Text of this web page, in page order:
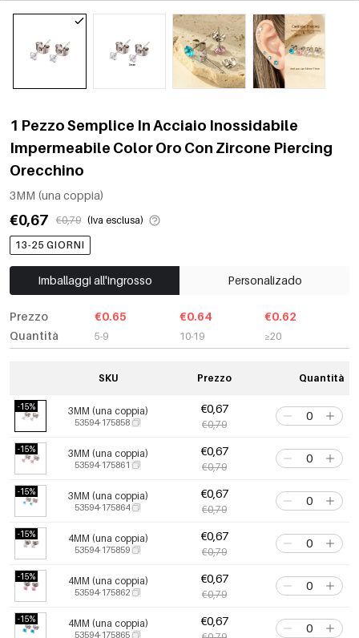
1 Pezzo Semplice In Acciaio Inossidabile
Impermeabile Color Oro Con Zircone Piercing
Orecchino
3MM (una coppia)
€0,67 €0,79 (Iva esclusa)
13-25 GIORNI
Imballaggi all'ingrosso Personalizado
Prezzo
Quantità
€0.65
5-9
€0.64
10-19
€0.62
≥20
SKU Prezzo Quantità
-15% 3MM (una coppia)
53594-175858
€0,67
€0,79
-15% 3MM (una coppia)
53594-175861
€0,67
€0,79
-15% 3MM (una coppia)
53594-175864
€0,67
€0,79
-15% 4MM (una coppia)
53594-175859
€0,67
€0,79
-15% 4MM (una coppia)
53594-175862
€0,67
€0,79
-15% 4MM (una coppia)
53594-175865
€0,67